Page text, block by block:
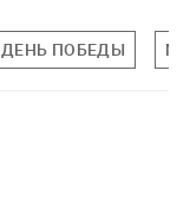
ДЕНЬ ПОБЕДЫ